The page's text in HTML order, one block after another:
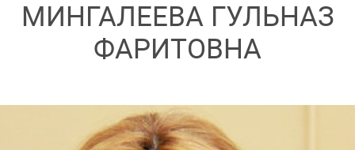
МИНГАЛЕЕВА ГУЛЬНАЗ
ФАРИТОВНА